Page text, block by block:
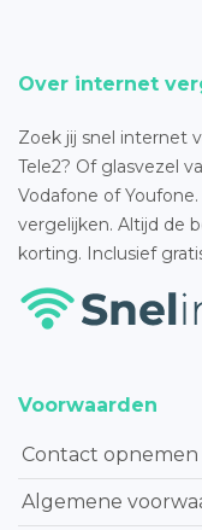
Over internet
Zoek jij snel internet
Tele2? Of glasvezel
Vodafone of
vergelijken. Altijd de
korting. Inclusief
Voorwaarden
Contact opnemen
Algemene